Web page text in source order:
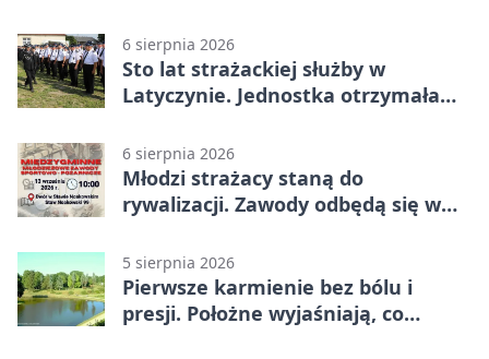
6 sierpnia 2026
Sto lat strażackiej służby w
Latyczynie. Jednostka otrzymała
6 sierpnia 2026
Młodzi strażacy staną do
rywalizacji. Zawody odbędą się w
5 sierpnia 2026
Pierwsze karmienie bez bólu i
presji. Położne wyjaśniają, co